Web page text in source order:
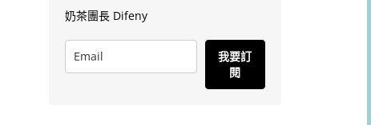
奶茶團長 Difeny
我要訂
閱